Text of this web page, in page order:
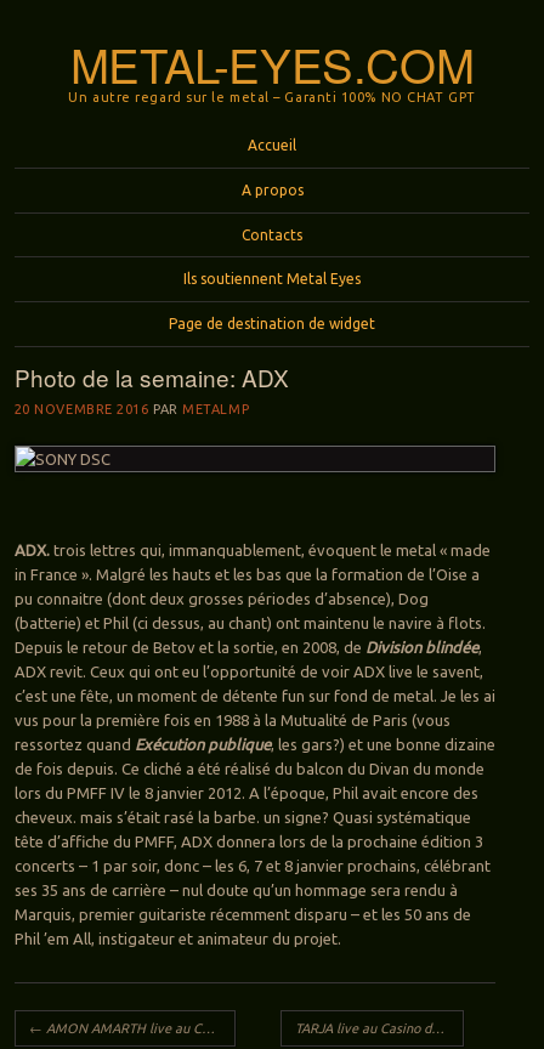
METAL-EYES.COM
Un autre regard sur le metal – Garanti 100% NO CHAT GPT
Accueil
A propos
Contacts
Ils soutiennent Metal Eyes
Page de destination de widget
Photo de la semaine: ADX
20 NOVEMBRE 2016 PAR METALMP
ADX.trois lettres qui, immanquablement, évoquent le metal « made
in France ». Malgré les hauts et les bas que la formation de l’Oise a
pu connaitre (dont deux grosses périodes d’absence), Dog
(batterie) et Phil (ci dessus, au chant) ont maintenu le navire à flots.
Depuis le retour de Betov et la sortie, en 2008, de Division blindée,
ADX revit. Ceux qui ont eu l’opportunité de voir ADX live le savent,
c’est une fête, un moment de détente fun sur fond de metal. Je les ai
vus pour la première fois en 1988 à la Mutualité de Paris (vous
ressortez quand Exécution publique, les gars?) et une bonne dizaine
de fois depuis. Ce cliché a été réalisé du balcon du Divan du monde
lors du PMFF IV le 8 janvier 2012. A l’époque, Phil avait encore des
cheveux. mais s’était rasé la barbe. un signe? Quasi systématique
tête d’affiche du PMFF, ADX donnera lors de la prochaine édition 3
concerts – 1 par soir, donc – les 6, 7 et 8 janvier prochains, célébrant
ses 35 ans de carrière – nul doute qu’un hommage sera rendu à
Marquis, premier guitariste récemment disparu – et les 50 ans de
Phil ’em All, instigateur et animateur du projet.
Navigation des articles
← AMON AMARTH live au Casino de Paris (le 7 novembre 2016) TARJA live au Casino de Paris (le 9 novembre 2016)